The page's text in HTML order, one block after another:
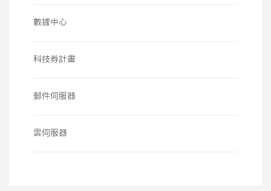
數據中心
科技券計畫
郵件伺服器
雲伺服器